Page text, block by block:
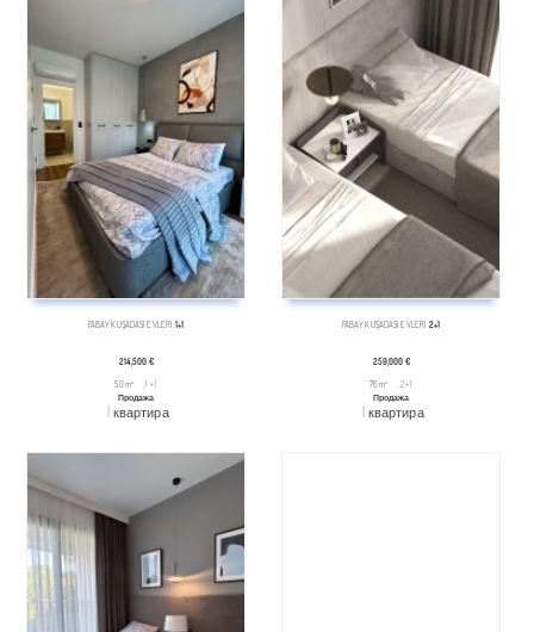
FABAY KUŞADASI EVLERI 1+1
214,500 €
50 m²
, 1 + 1
Продажа
квартира
FABAY KUŞADASI EVLERI 2+1
259,000 €
76 m²
, 2 + 1
Продажа
квартира